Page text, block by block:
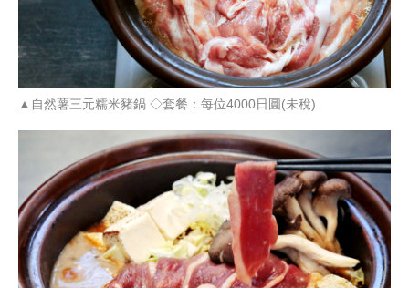
▲自然薯三元糯米豬鍋 ◇套餐：每位4000日圓(未稅)